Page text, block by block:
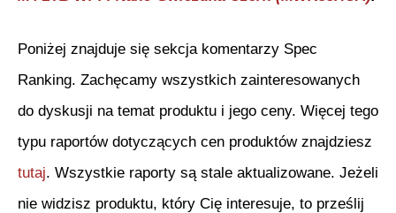
Poniżej znajduje się sekcja komentarzy Spec
Ranking. Zachęcamy wszystkich zainteresowanych
do dyskusji na temat produktu i jego ceny. Więcej tego
typu raportów dotyczących cen produktów znajdziesz
tutaj. Wszystkie raporty są stale aktualizowane. Jeżeli
nie widzisz produktu, który Cię interesuje, to prześlij